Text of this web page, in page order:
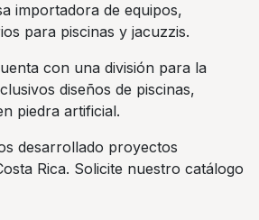
importadora de equipos,
para piscinas y jacuzzis.
con una división para la
diseños de piscinas,
piedra artificial.
desarrollado proyectos
Rica. Solicite nuestro catálogo